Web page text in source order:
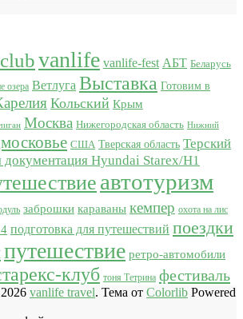
vanlife vanlife-fest АБТ Беларусь
озера Ветлуга Выставка Готовим в
Кольский Крым
Москва Нижегородская область Нижний
США Тверская область Терский
документация Hyundai Starex/H1
автотуризм
заброшки караваны кемпер охота на лис
подготовка для путешествий поездки
путешествие ретро-автомобили
клуб тоня Тетрина фестиваль
vanlife travel. Тема от Colorlib Powered